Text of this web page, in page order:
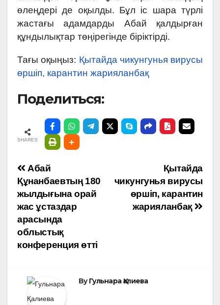
өлеңдері де оқылды. Бұл іс шара түрлі
жастағы адамдарды Абай қалдырған
құндылықтар төңірегінде біріктірді.
Тағы оқыңыз: Қытайда чикунгунья вирусы
өршіп, карантин жарияланбақ
Поделиться:
SHARES
Навигация
по
записям
Қытайда
чикунгунья вирусы
өршіп, карантин
жарияланбақ
Абай
Құнанбаевтың 180
жылдығына орай
жас ұстаздар
арасында
облыстық
конференция өтті
ByГульнара Қалиева